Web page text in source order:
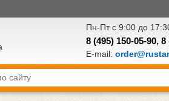
Пн-Пт с 9:00 до
8 (495) 150-05-90, 8
E-mail: